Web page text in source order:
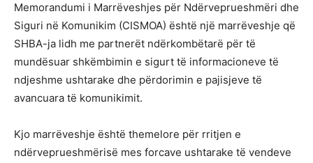
Memorandumi i Marrëveshjes për Ndërveprueshmëri dhe
Siguri në Komunikim (CISMOA) është një marrëveshje që
SHBA-ja lidh me partnerët ndërkombëtarë për të
mundësuar shkëmbimin e sigurt të informacioneve të
ndjeshme ushtarake dhe përdorimin e pajisjeve të
avancuara të komunikimit.
Kjo marrëveshje është themelore për rritjen e
ndërveprueshmërisë mes forcave ushtarake të vendeve